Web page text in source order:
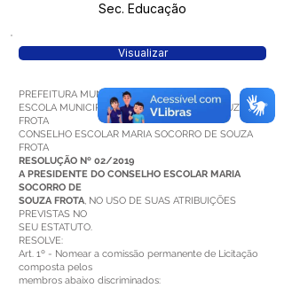
Sec. Educação
Visualizar
PREFEITURA MUNICIPAL DE BRASILEIA
ESCOLA MUNICIPAL MARIA SOCORRO DE SOUZA
FROTA
CONSELHO ESCOLAR MARIA SOCORRO DE SOUZA
FROTA
RESOLUÇÃO Nº 02/2019
A PRESIDENTE DO CONSELHO ESCOLAR MARIA
SOCORRO DE
SOUZA FROTA, NO USO DE SUAS ATRIBUIÇÕES
PREVISTAS NO
SEU ESTATUTO.
RESOLVE:
Art. 1º - Nomear a comissão permanente de Licitação
composta pelos
membros abaixo discriminados: